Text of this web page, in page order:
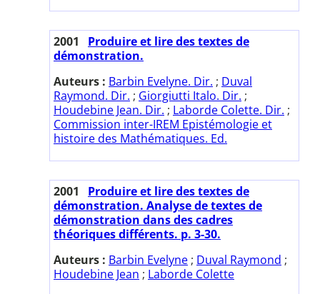
2001
Produire et lire des textes de
démonstration.
Auteurs : Barbin Evelyne. Dir. ; Duval
Raymond. Dir. ; Giorgiutti Italo. Dir. ;
Houdebine Jean. Dir. ; Laborde Colette. Dir. ;
Commission inter-IREM Epistémologie et
histoire des Mathématiques. Ed.
2001
Produire et lire des textes de
démonstration. Analyse de textes de
démonstration dans des cadres
théoriques différents. p. 3-30.
Auteurs : Barbin Evelyne ; Duval Raymond ;
Houdebine Jean ; Laborde Colette